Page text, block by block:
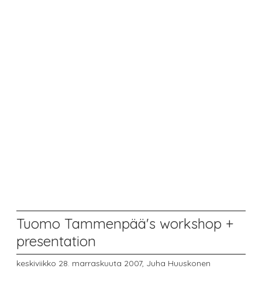
Tuomo Tammenpää's workshop +
presentation
keskiviikko 28. marraskuuta 2007, Juha Huuskonen